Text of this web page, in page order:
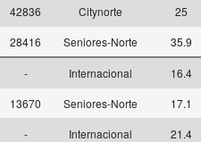
42836 Citynorte 25
28416 Seniores-Norte 35.9
- Internacional 16.4
13670 Seniores-Norte 17.1
- Internacional 21.4